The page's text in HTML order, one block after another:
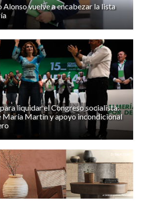
Alonso vuelve a encabezar la lista
liquidar el Congreso socialista:
María Martín y apoyo incondicional